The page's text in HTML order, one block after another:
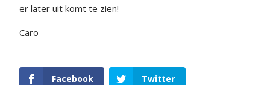
er later uit komt te zien!
Caro
Facebook Twitter